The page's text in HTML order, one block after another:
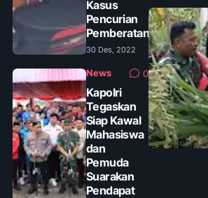
Kasus
Pencurian
Pemberatan
30 Des, 2022
News 0
Kapolri
Tegaskan
Siap Kawal
Mahasiswa
dan
Pemuda
Suarakan
Pendapat